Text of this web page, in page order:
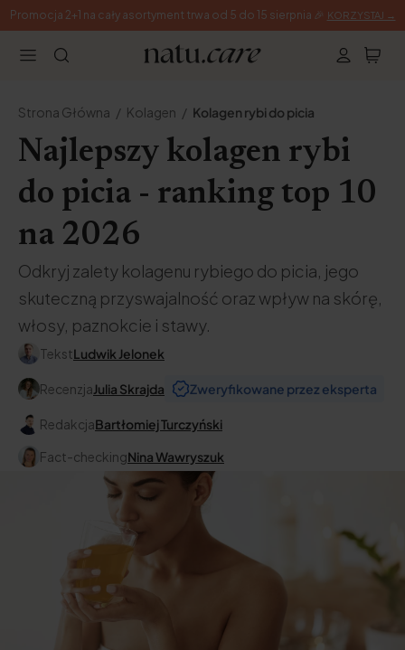
Promocja 2+1 na cały asortyment trwa od 5 do 15 sierpnia 🎉 KORZYSTAJ →
Strona Główna Kolagen Kolagen rybi do picia
Najlepszy kolagen rybi
do picia - ranking top 10
na 2026
Odkryj zalety kolagenu rybiego do picia, jego
skuteczną przyswajalność oraz wpływ na skórę,
włosy, paznokcie i stawy.
TekstLudwik Jelonek
RecenzjaJulia Skrajda Zweryfikowane przez eksperta
RedakcjaBartłomiej Turczyński
Fact-checkingNina Wawryszuk